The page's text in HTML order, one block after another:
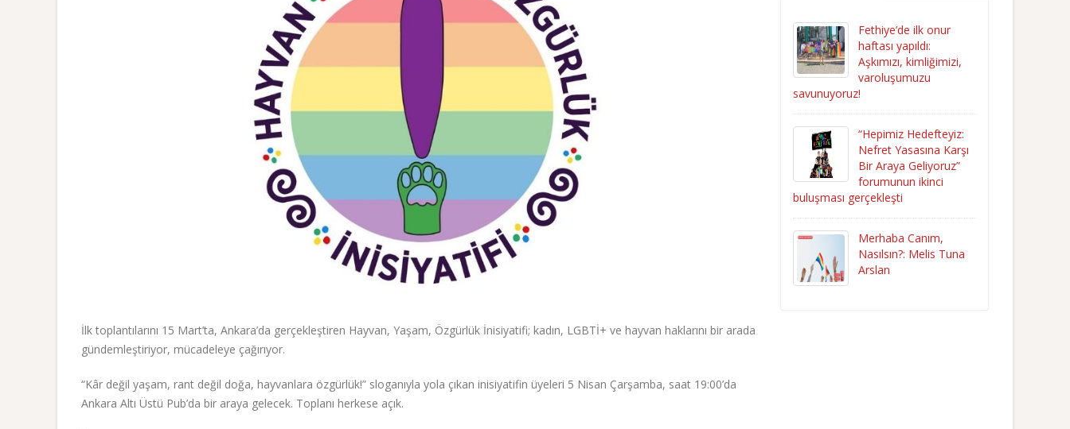
İlk toplantılarını 15 Mart’ta, Ankara’da gerçekleştiren Hayvan, Yaşam, Özgürlük İnisiyatifi; kadın, LGBTİ+ ve hayvan haklarını bir arada
gündemleştiriyor, mücadeleye çağırıyor.
“Kâr değil yaşam, rant değil doğa, hayvanlara özgürlük!” sloganıyla yola çıkan inisiyatifin üyeleri 5 Nisan Çarşamba, saat 19:00’da
Ankara Altı Üstü Pub’da bir araya gelecek. Toplanı herkese açık.
Fethiye’de ilk onur
haftası yapıldı:
Aşkımızı, kimliğimizi,
varoluşumuzu
savunuyoruz!
“Hepimiz Hedefteyiz:
Nefret Yasasına Karşı
Bir Araya Geliyoruz”
forumunun ikinci
buluşması gerçekleşti
Merhaba Canım,
Nasılsın?: Melis Tuna
Arslan